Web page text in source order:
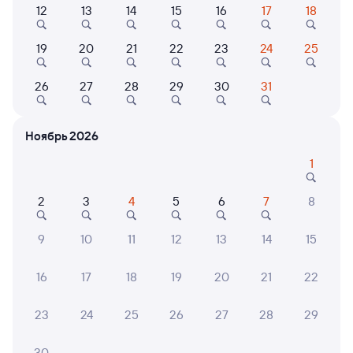
205И Проходящий 7,9
из Иркутска Пасс.
04:13 17:27
Выберите дату
Даже если сейчас нет мест
Искать билеты
12 13 14 15 16 17 18
19 20 21 22 23 24 25
26 27 28 29 30 31
Ноябрь 2026
1
2 3 4 5 6 7 8
9 10 11 12 13 14 15
16 17 18 19 20 21 22
23 24 25 26 27 28 29